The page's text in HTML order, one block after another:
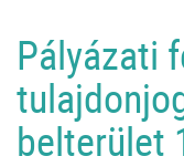
Pályázati
belterület